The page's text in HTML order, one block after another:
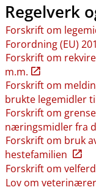
Regelverk
Forskrift om
Forordning (EU)
Forskrift om
m.m.
Forskrift om
brukte legemidler
Forskrift om
næringsmidler fra
Forskrift om bruk
hestefamilien
Forskrift om
Lov om